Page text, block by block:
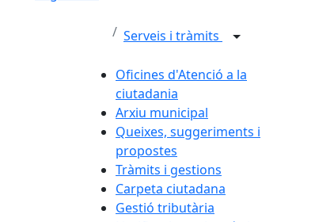
Serveis i tràmits
Oficines d'Atenció a la
ciutadania
Arxiu municipal
Queixes, suggeriments i
propostes
Tràmits i gestions
Carpeta ciutadana
Gestió tributària